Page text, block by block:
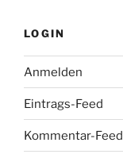
LOGIN
Anmelden
Eintrags-Feed
Kommentar-Feed